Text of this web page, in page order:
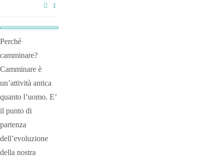
1
Perché
camminare?
Camminare è
un’attività antica
quanto l’uomo. E’
il punto di
partenza
dell’evoluzione
della nostra